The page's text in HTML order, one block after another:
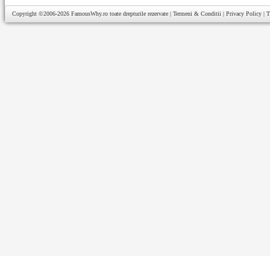
Copyright ©2006-2026 FamousWhy.ro toate drepturile rezervate | Termeni & Conditii | Privacy Policy |